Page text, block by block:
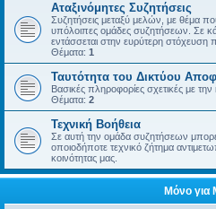
Αταξινόμητες Συζητήσεις
Συζητήσεις μεταξύ μελών, με θέμα
υπόλοιπες ομάδες συζητήσεων. Σε
εντάσσεται στην ευρύτερη στόχευση
Θέματα: 1
Ταυτότητα του Δικτύου
Βασικές πληροφορίες σχετικές με την
Θέματα: 2
Τεχνική Βοήθεια
Σε αυτή την ομάδα συζητήσεων
οποιοδήποτε τεχνικό ζήτημα
κοινότητας μας.
Μόνο για